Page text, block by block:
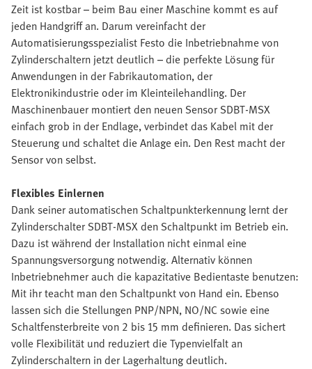
Zeit ist kostbar – beim Bau einer Maschine kommt es auf
jeden Handgriff an. Darum vereinfacht der
Automatisierungsspezialist Festo die Inbetriebnahme von
Zylinderschaltern jetzt deutlich – die perfekte Lösung für
Anwendungen in der Fabrikautomation, der
Elektronikindustrie oder im Kleinteilehandling. Der
Maschinenbauer montiert den neuen Sensor SDBT-MSX
einfach grob in der Endlage, verbindet das Kabel mit der
Steuerung und schaltet die Anlage ein. Den Rest macht der
Sensor von selbst.
Flexibles Einlernen
Dank seiner automatischen Schaltpunkterkennung lernt der
Zylinderschalter SDBT-MSX den Schaltpunkt im Betrieb ein.
Dazu ist während der Installation nicht einmal eine
Spannungsversorgung notwendig. Alternativ können
Inbetriebnehmer auch die kapazitative Bedientaste benutzen:
Mit ihr teacht man den Schaltpunkt von Hand ein. Ebenso
lassen sich die Stellungen PNP/NPN, NO/NC sowie eine
Schaltfensterbreite von 2 bis 15 mm definieren. Das sichert
volle Flexibilität und reduziert die Typenvielfalt an
Zylinderschaltern in der Lagerhaltung deutlich.